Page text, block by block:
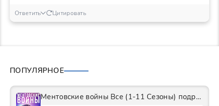
Ответить Цитировать
ПОПУЛЯРНОЕ
Ментовские войны Все (1-11 Сезоны) подряд Сериал